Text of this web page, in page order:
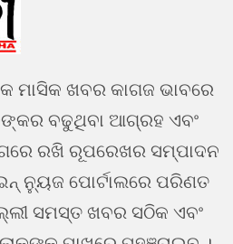
ମାସିକ ଖବର କାଗଜ ଭାବରେ
ବଢୁଥିବା ଆଗ୍ରହ ଏବଂ
ରଖି ରୂପରେଖର ସମ୍ପାଦନ
ନ୍ୟୁଜ ପୋର୍ଟାଲରେ ପରିଣତ
ସମସ୍ତ ଖବର ସଠିକ ଏବଂ